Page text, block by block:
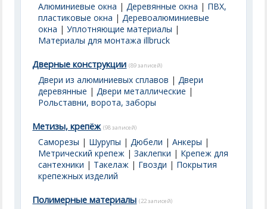
Алюминиевые окна |Деревянные окна | ПВХ,
пластиковые окна |Деревоалюминиевые
окна |Уплотняющие материалы |
Материалы для монтажа illbruck
Дверные конструкции (89 записей)
Двери из алюминиевых сплавов |Двери
деревянные |Двери металлические |
Рольставни, ворота, заборы
Метизы, крепёж (98 записей)
Саморезы | Шурупы |Дюбели |Анкеры |
Метрический крепеж |Заклепки | Крепеж для
сантехники | Такелаж | Гвозди | Покрытия
крепежных изделий
Полимерные материалы (22 записей)